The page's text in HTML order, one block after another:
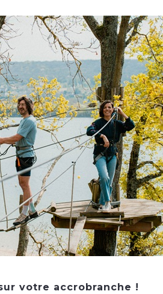
en haut de la ville de Poissy,
à l'intention d'achat d'un
La chapelle, son terrain de
possession de la ville de
public foncier d’Ile-
Seine et Oise.
en bordure de
votre accrobranche !